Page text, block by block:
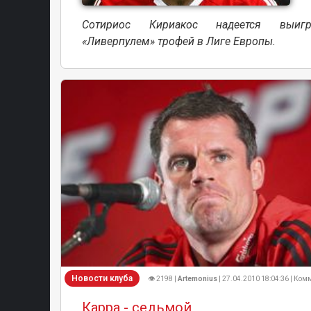
Сотириос Кириакос надеется
«Ливерпулем» трофей в Лиге Европы.
Новости клуба 👁 2198 | Artemonius | 27.04.2010 18:04:36 |
Карра - седьмой